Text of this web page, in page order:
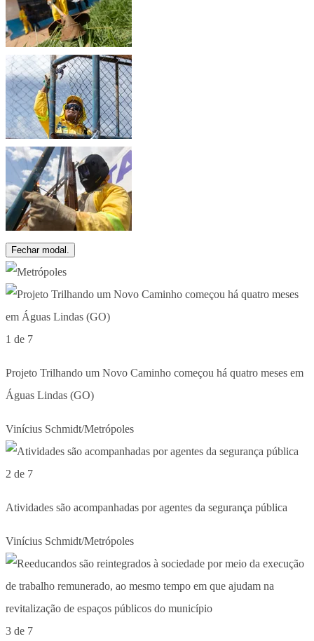
Fechar modal.
1 de 7
Projeto Trilhando um Novo Caminho começou há quatro meses em
Águas Lindas (GO)
Vinícius Schmidt/Metrópoles
2 de 7
Atividades são acompanhadas por agentes da segurança pública
Vinícius Schmidt/Metrópoles
3 de 7